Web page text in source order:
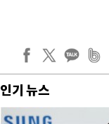
인기 뉴스